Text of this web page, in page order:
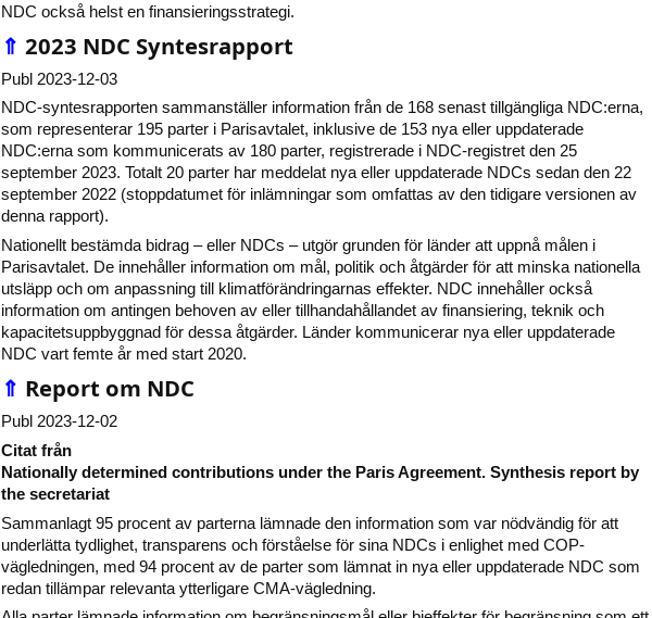
NDC också helst en finansieringsstrategi.
⇑ 2023 NDC Syntesrapport
Publ 2023-12-03
NDC-syntesrapporten sammanställer information från de 168 senast tillgängliga NDC:erna,
som representerar 195 parter i Parisavtalet, inklusive de 153 nya eller uppdaterade
NDC:erna som kommunicerats av 180 parter, registrerade i NDC-registret den 25
september 2023. Totalt 20 parter har meddelat nya eller uppdaterade NDCs sedan den 22
september 2022 (stoppdatumet för inlämningar som omfattas av den tidigare versionen av
denna rapport).
Nationellt bestämda bidrag – eller NDCs – utgör grunden för länder att uppnå målen i
Parisavtalet. De innehåller information om mål, politik och åtgärder för att minska nationella
utsläpp och om anpassning till klimat­förändringarnas effekter. NDC innehåller också
information om antingen behoven av eller tillhanda­hållandet av finansiering, teknik och
kapacitets­uppbyggnad för dessa åtgärder. Länder kommunicerar nya eller uppdaterade
NDC vart femte år med start 2020.
⇑ Report om NDC
Publ 2023-12-02
Citat från
Nationally determined contributions under the Paris Agreement. Synthesis report by
the secretariat
Sammanlagt 95 procent av parterna lämnade den information som var nödvändig för att
underlätta tydlighet, transparens och förståelse för sina NDCs i enlighet med COP-
vägledningen, med 94 procent av de parter som lämnat in nya eller uppdaterade NDC som
redan tillämpar relevanta ytterligare CMA-vägledning.